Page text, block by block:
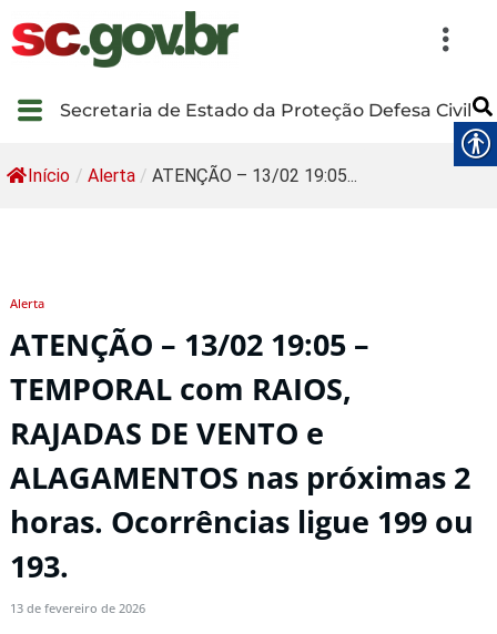
Secretaria de Estado da Proteção Defesa Civil
Início / Alerta / ATENÇÃO – 13/02 19:05...
Alerta
ATENÇÃO – 13/02 19:05 –
TEMPORAL com RAIOS,
RAJADAS DE VENTO e
ALAGAMENTOS nas próximas 2
horas. Ocorrências ligue 199 ou
193.
13 de fevereiro de 2026